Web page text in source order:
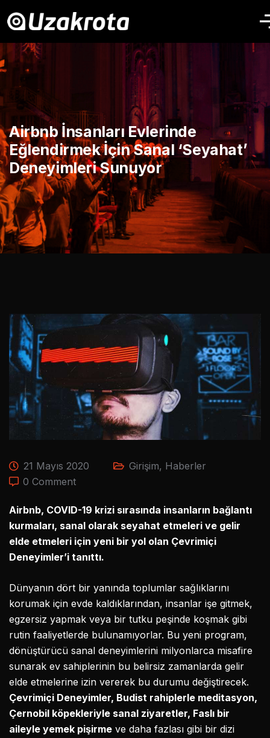
Airbnb İnsanları Evlerinde
Eğlendirmek İçin Sanal ‘Seyahat’
Deneyimleri Sunuyor
21 Mayıs 2020 Girişim, Haberler
0 Comment
Airbnb, COVID-19 krizi sırasında insanların bağlantı
kurmaları, sanal olarak seyahat etmeleri ve gelir
elde etmeleri için yeni bir yol olan Çevrimiçi
Deneyimler’i tanıttı.
Dünyanın dört bir yanında toplumlar sağlıklarını
korumak için evde kaldıklarından, insanlar işe gitmek,
egzersiz yapmak veya bir tutku peşinde koşmak gibi
rutin faaliyetlerde bulunamıyorlar. Bu yeni program,
dönüştürücü sanal deneyimlerini milyonlarca misafire
sunarak ev sahiplerinin bu belirsiz zamanlarda gelir
elde etmelerine izin vererek bu durumu değiştirecek.
Çevrimiçi Deneyimler, Budist rahiplerle meditasyon,
Çernobil köpekleriyle sanal ziyaretler, Faslı bir
aileyle yemek pişirme ve daha fazlası gibi bir dizi